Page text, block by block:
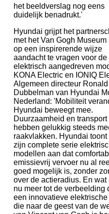
het beeldverslag nog eens
duidelijk benadrukt.'
Hyundai grijpt het
met het Van Gogh Museum
op een inspirerende wijze
aandacht te vragen voor de
elektrisch aangedreven
KONA Electric en IONIQ
Algemeen directeur Ronald
Dubbelman van Hyundai
Nederland: 'Mobiliteit
Hyundai beweegt mee.
Duurzaamheid en transport
hebben gelukkig steeds
raakvlakken. Hyundai toont
zijn complete serie
modellen aan dat
emissievrij vervoer nu al
goed mogelijk is, zonder
over de actieradius. En wat
nu meer tot de verbeelding
een innovatieve elektrische
die naar de geest van de